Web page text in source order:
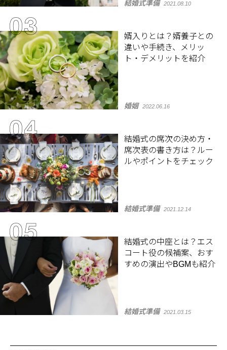
結婚式準備 2021.08.10
婿入りとは？婿養子との
違いや手続き、メリッ
ト・デメリットを紹介
婚姻 2022.06.16
結婚式の席次の決め方・
席次表の書き方は？ルー
ルやポイントをチェック
結婚式準備 2021.12.14
結婚式の中座とは？エス
コート役の候補案、おす
すめの演出やBGMも紹介
結婚式準備 2021.03.15